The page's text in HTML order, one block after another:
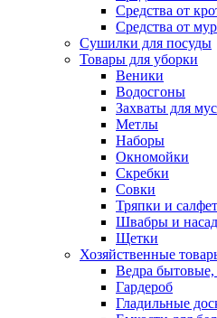
Средства от
Средства от
Сушилки для посуды
Товары для уборки
Веники
Водосгоны
Захваты для
Метлы
Наборы
Окномойки
Скребки
Совки
Тряпки и
Швабры и
Щетки
Хозяйственные
Ведра бытовые,
Гардероб
Гладильные